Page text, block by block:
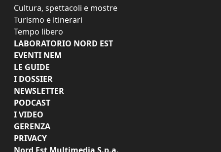
Cultura, spettacoli e mostre
Turismo e itinerari
Tempo libero
LABORATORIO NORD EST
EVENTI NEM
LE GUIDE
I DOSSIER
NEWSLETTER
PODCAST
I VIDEO
GERENZA
PRIVACY